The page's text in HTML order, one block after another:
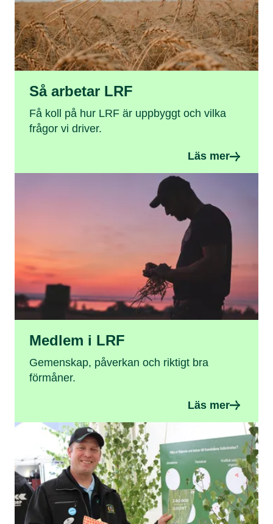
Så arbetar LRF
Få koll på hur LRF är uppbyggt och vilka
frågor vi driver.
Läs mer
Medlem i LRF
Gemenskap, påverkan och riktigt bra
förmåner.
Läs mer